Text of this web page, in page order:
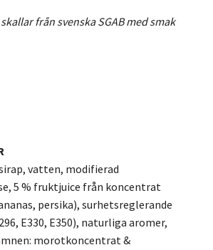
från svenska SGAB med smak
vatten, modifierad
5 % fruktjuice från koncentrat
persika), surhetsreglerande
E330, E350), naturliga aromer,
morotkoncentrat &